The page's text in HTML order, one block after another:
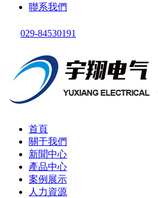
聯系我們
029-84530191
首頁
關于我們
新聞中心
產品中心
案例展示
人力資源